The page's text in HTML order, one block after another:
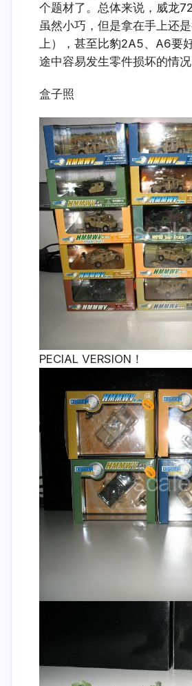
个题材了。总体来说，威龙
虽然小巧，但是拿在手上还
上），甚至比豹2A5、A6要
途中容易发生零件损坏的情
盒子照
PECIAL VERSION！